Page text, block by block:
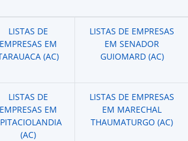
LISTAS DE
EMPRESAS EM
(AC)
LISTAS DE EMPRESAS
EM SENADOR
GUIOMARD (AC)
LISTAS DE
EMPRESAS EM
(AC)
LISTAS DE EMPRESAS
EM MARECHAL
THAUMATURGO (AC)